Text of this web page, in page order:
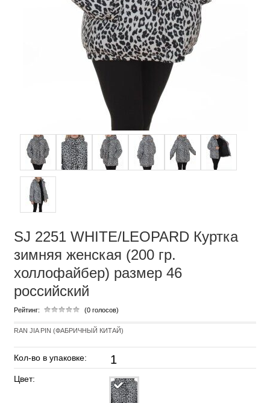
SJ 2251 WHITE/LEOPARD Куртка
зимняя женская (200 гр.
холлофайбер) размер 46
российский
Рейтинг: (0 голосов)
RAN JIA PIN (ФАБРИЧНЫЙ КИТАЙ)
Кол-во в упаковке: 1
Цвет: